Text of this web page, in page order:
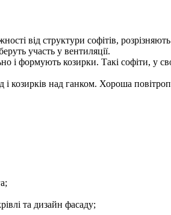
від структури софітів,
участь у вентиляції.
і формують козирки. Такі софіти, у
над ганком. Хороша
та дизайн фасаду;